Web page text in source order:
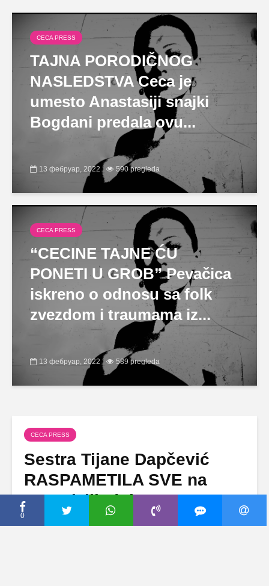
CECA PRESS
TAJNA PORODIČNOG
NASLEDSTVA Ceca je
umesto Anastasiji snajki
Bogdani predala ovu...
13 фебруар, 2022 590 pregleda
CECA PRESS
“CECINE TAJNE ĆU
PONETI U GROB” Pevačica
iskreno o odnosu sa folk
zvezdom i traumama iz...
13 фебруар, 2022 589 pregleda
CECA PRESS
Sestra Tijane Dapčević
RASPAMETILA SVE na
Evroviziji, dok su mnoge
sinoć iznenadili komentari
0